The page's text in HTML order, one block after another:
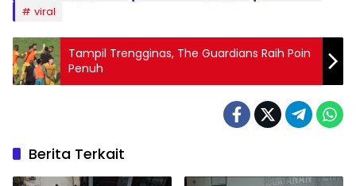
viral
Tampil Trengginas, The Guardians Raih Poin
Penuh
Berita Terkait